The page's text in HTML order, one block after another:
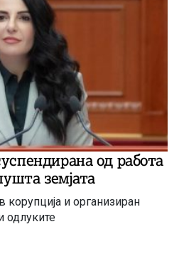
од работа
земјата
корупција и организиран
одлуките